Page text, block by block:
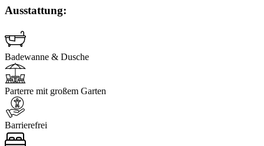
Ausstattung:
Badewanne & Dusche
Parterre mit großem Garten
Barrierefrei